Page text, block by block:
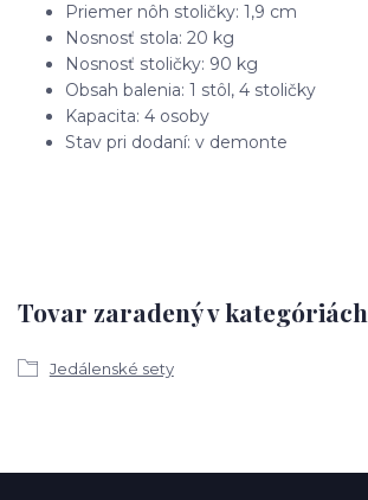
Priemer nôh stoličky: 1,9 cm
Nosnosť stola: 20 kg
Nosnosť stoličky: 90 kg
Obsah balenia: 1 stôl, 4 stoličky
Kapacita: 4 osoby
Stav pri dodaní: v demonte
Tovar zaradený v kategóriách
Jedálenské sety